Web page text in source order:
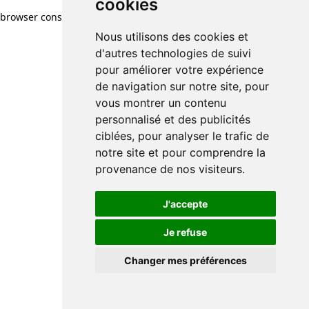
cookies
Nous utilisons des cookies et
d'autres technologies de suivi
pour améliorer votre expérience
de navigation sur notre site, pour
vous montrer un contenu
personnalisé et des publicités
ciblées, pour analyser le trafic de
notre site et pour comprendre la
provenance de nos visiteurs.
J'accepte
Je refuse
Changer mes préférences
browser console for more information)